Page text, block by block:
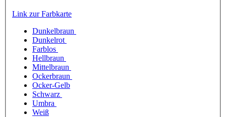
Link zur Farbkarte
Dunkelbraun
Dunkelrot
Farblos
Hellbraun
Mittelbraun
Ockerbraun
Ocker-Gelb
Schwarz
Umbra
Weiß